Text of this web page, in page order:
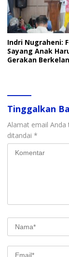
Indri Nugraheni:
Sayang Anak
Gerakan
Tinggalkan
Alamat email Anda
ditandai *